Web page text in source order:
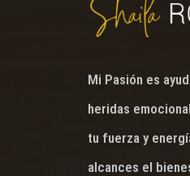
Mi Pasión es
heridas
tu fuerza y
alcances el